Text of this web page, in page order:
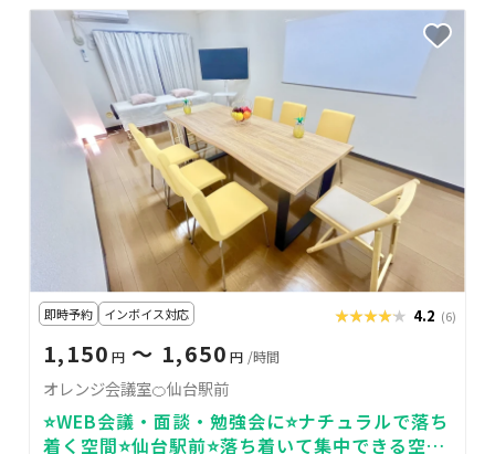
即時予約 インボイス対応 ★★★★★
★★★★★ 4.2 (6)
1,150 円 〜 1,650 円 /時間
オレンジ会議室🍊仙台駅前
⭐️WEB会議・面談・勉強会に⭐️ナチュラルで落ち
着く空間⭐️仙台駅前⭐️落ち着いて集中できる空間